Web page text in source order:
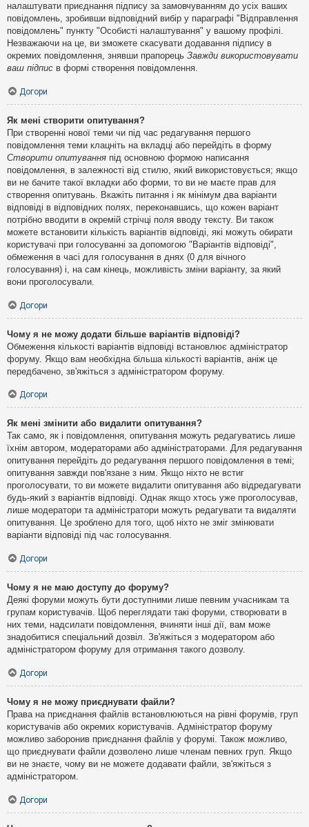
налаштувати приєднання підпису за замовчуванням до усіх ваших
повідомлень, зробивши відповідний вибір у параграфі "Відправлення
повідомлень" пункту "Особисті налаштування" у вашому профілі.
Незважаючи на це, ви зможете скасувати додавання підпису в
окремих повідомлення, знявши прапорець Завжди використовувати
ваш підпис в формі створення повідомлення.
Догори
Як мені створити опитування?
При створенні нової теми чи під час редагування першого
повідомлення теми клацніть на вкладці або перейдіть в форму
Створити опитування під основною формою написання
повідомлення, в залежності від стилю, який використовується; якщо
ви не бачите такої вкладки або форми, то ви не маєте прав для
створення опитувань. Вкажіть питання і як мінімум два варіанти
відповіді в відповідних полях, переконавшись, що кожен варіант
потрібно вводити в окремій стрічці поля вводу тексту. Ви також
можете встановити кількість варіантів відповіді, які можуть обирати
користувачі при голосуванні за допомогою "Варіантів відповіді",
обмеження в часі для голосування в днях (0 для вічного
голосування) і, на сам кінець, можливість зміни варіанту, за який
вони проголосували.
Догори
Чому я не можу додати більше варіантів відповіді?
Обмеження кількості варіантів відповіді встановлює адміністратор
форуму. Якщо вам необхідна більша кількості варіантів, аніж це
передбачено, зв'яжіться з адміністратором форуму.
Догори
Як мені змінити або видалити опитування?
Так само, як і повідомлення, опитування можуть редагуватись лише
їхнім автором, модераторами або адміністраторами. Для редагування
опитування перейдіть до редагування першого повідомлення в темі;
опитування завжди пов'язане з ним. Якщо ніхто не встиг
проголосувати, то ви можете видалити опитування або відредагувати
будь-який з варіантів відповіді. Однак якщо хтось уже проголосував,
лише модератори та адміністратори можуть редагувати та видаляти
опитування. Це зроблено для того, щоб ніхто не зміг змінювати
варіанти відповіді під час голосування.
Догори
Чому я не маю доступу до форуму?
Деякі форуми можуть бути доступними лише певним учасникам та
групам користувачів. Щоб переглядати такі форуми, створювати в
них теми, надсилати повідомлення, вчиняти інші дії, вам може
знадобитися спеціальний дозвіл. Зв'яжіться з модератором або
адміністратором форуму для отримання такого дозволу.
Догори
Чому я не можу приєднувати файли?
Права на приєднання файлів встановлюються на рівні форумів, груп
користувачів або окремих користувачів. Адміністратор форуму
можливо заборонив приєднання файлів у форумі. Також можливо,
що приєднувати файли дозволено лише членам певних груп. Якщо
ви не знаєте, чому ви не можете додавати файли, зв'яжіться з
адміністратором.
Догори